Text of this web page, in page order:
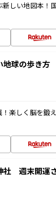
しい地図本！
地球の歩き方
楽しく脳を鍛
社 週末開運